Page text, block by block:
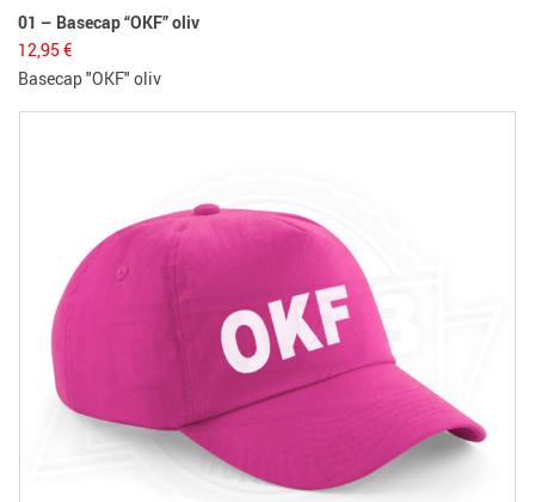
01 – Basecap “OKF” oliv
12,95 €
Basecap "OKF" oliv